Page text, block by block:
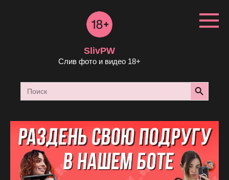
SlivPW
Слив фото и видео 18+
Search
for:
Search Button